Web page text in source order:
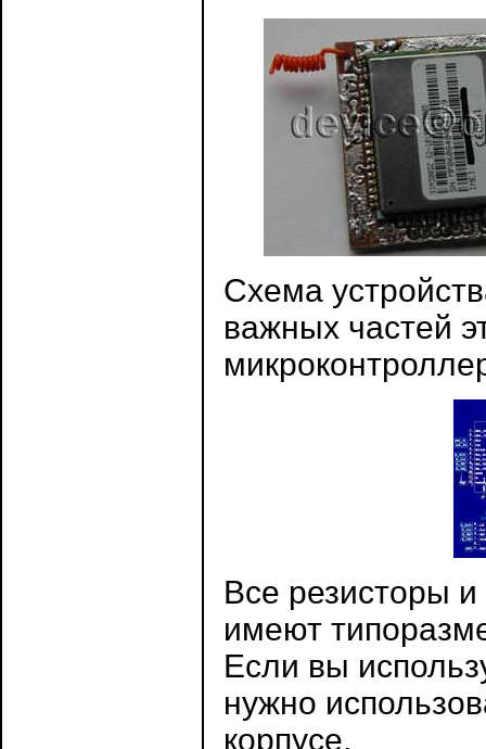
Схема
важных частей
Все резисторы
имеют
Если вы
нужно
корпусе.